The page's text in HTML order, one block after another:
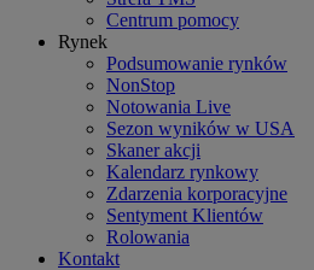
Centrum pomocy
Rynek
Podsumowanie rynków
NonStop
Notowania Live
Sezon wyników w USA
Skaner akcji
Kalendarz rynkowy
Zdarzenia korporacyjne
Sentyment Klientów
Rolowania
Kontakt